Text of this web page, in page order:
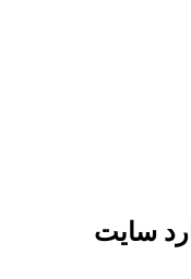
سایت